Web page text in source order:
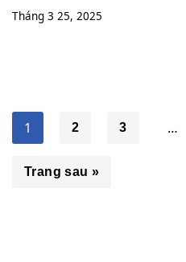
Tháng 3 25, 2025
1 2 3 …
Trang sau »